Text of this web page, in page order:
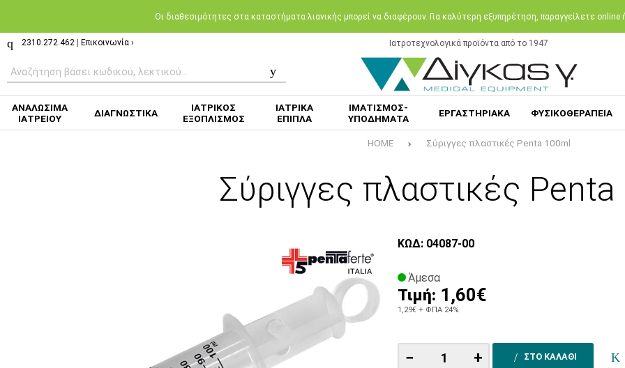
Oι διαθεσιμότητες στα καταστήματα λιανικής μπορεί να διαφέρουν. Για καλύτερη εξυπηρέτηση, παραγγείλετε
2310.272.462 Επικοινωνία › Ιατροτεχνολογικά προϊόντα από το 1947
ΑΝΑΛΩΣΙΜΑ
ΙΑΤΡΕΙΟΥ
ΔΙΑΓΝΩΣΤΙΚΑ
ΙΑΤΡΙΚΟΣ
ΕΞΟΠΛΙΣΜΟΣ
ΙΑΤΡΙΚΑ
ΕΠΙΠΛΑ
ΙΜΑΤΙΣΜΟΣ-
ΥΠΟΔΗΜΑΤΑ
ΕΡΓΑΣΤΗΡΙΑΚΑ ΦΥΣΙΚΟΘΕΡΑΠΕΙΑ
HOME Σύριγγες πλαστικές Penta 100ml
Σύριγγες πλαστικές
ΚΩΔ: 04087-00
Άμεσα
Τιμή: 1,60€
1,29€ + ΦΠΑ 24%
− + ΣΤΟ ΚΑΛΑΘΙ